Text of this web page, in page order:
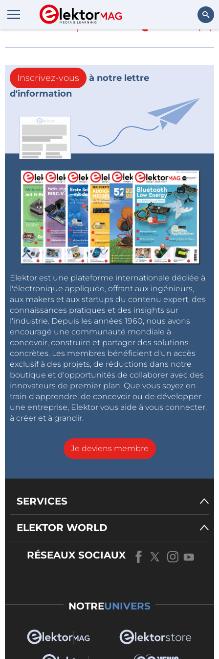
En savoir plus sur (0)
Inscrivez-vous
à notre lettre
d'information
Elektor est une plateforme internationale dédiée à
l'électronique appliquée, offrant aux ingénieurs,
aux makers et aux startups du contenu expert, des
connaissances pratiques et des insights sur
l'industrie. Depuis les années 1960, nous avons
encouragé une communauté mondiale à
concevoir, construire et partager des solutions
concrètes. Les membres bénéficient d'un accès
exclusif à des projets, de réductions dans notre
boutique et d'opportunités de collaborer avec des
innovateurs de premier plan. Que vous soyez en
train d'apprendre, de concevoir ou de développer
une entreprise, Elektor vous aide à vous connecter,
à créer et à grandir.
Je deviens membre
SERVICES
ELEKTOR WORLD
RÉSEAUX SOCIAUX
NOTREUNIVERS